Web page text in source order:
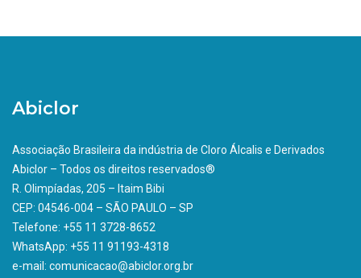
Abiclor
Associação Brasileira da indústria de Cloro Álcalis e Derivados
Abiclor – Todos os direitos reservados®
R. Olimpíadas, 205 – Itaim Bibi
CEP: 04546-004 – SÃO PAULO – SP
Telefone: +55 11 3728-8652
WhatsApp: +55 11 91193-4318
e-mail: comunicacao@abiclor.org.br